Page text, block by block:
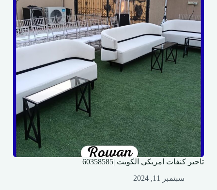
تاجير كنفات امريكي الكويت |60358585
سبتمبر 11, 2024